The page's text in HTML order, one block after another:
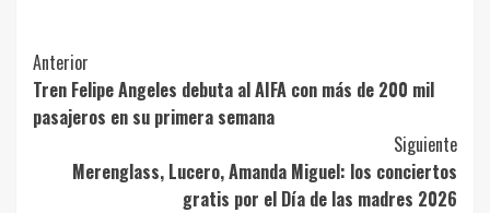
Post
Navigation
Anterior
Tren Felipe Angeles debuta al AIFA con más de 200 mil
pasajeros en su primera semana
Siguiente
Merenglass, Lucero, Amanda Miguel: los conciertos
gratis por el Día de las madres 2026